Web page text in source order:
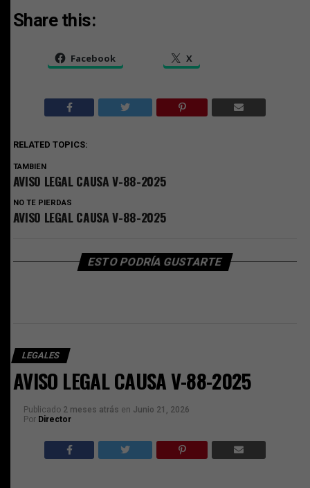
Share this:
Facebook X
RELATED TOPICS:
TAMBIEN
AVISO LEGAL CAUSA V-88-2025
NO TE PIERDAS
AVISO LEGAL CAUSA V-88-2025
ESTO PODRÍA GUSTARTE
LEGALES
AVISO LEGAL CAUSA V-88-2025
Publicado 2 meses atrás en Junio 21, 2026
Por Director